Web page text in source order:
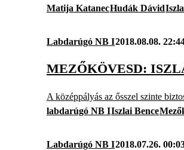
Matija KatanecHudák Dávid
Labdarúgó NB I2018.08.08.
MEZŐKÖVESD:
A középpályás az ősszel szinte
labdarúgó NB IIszlai Bence
Labdarúgó NB I2018.07.26.